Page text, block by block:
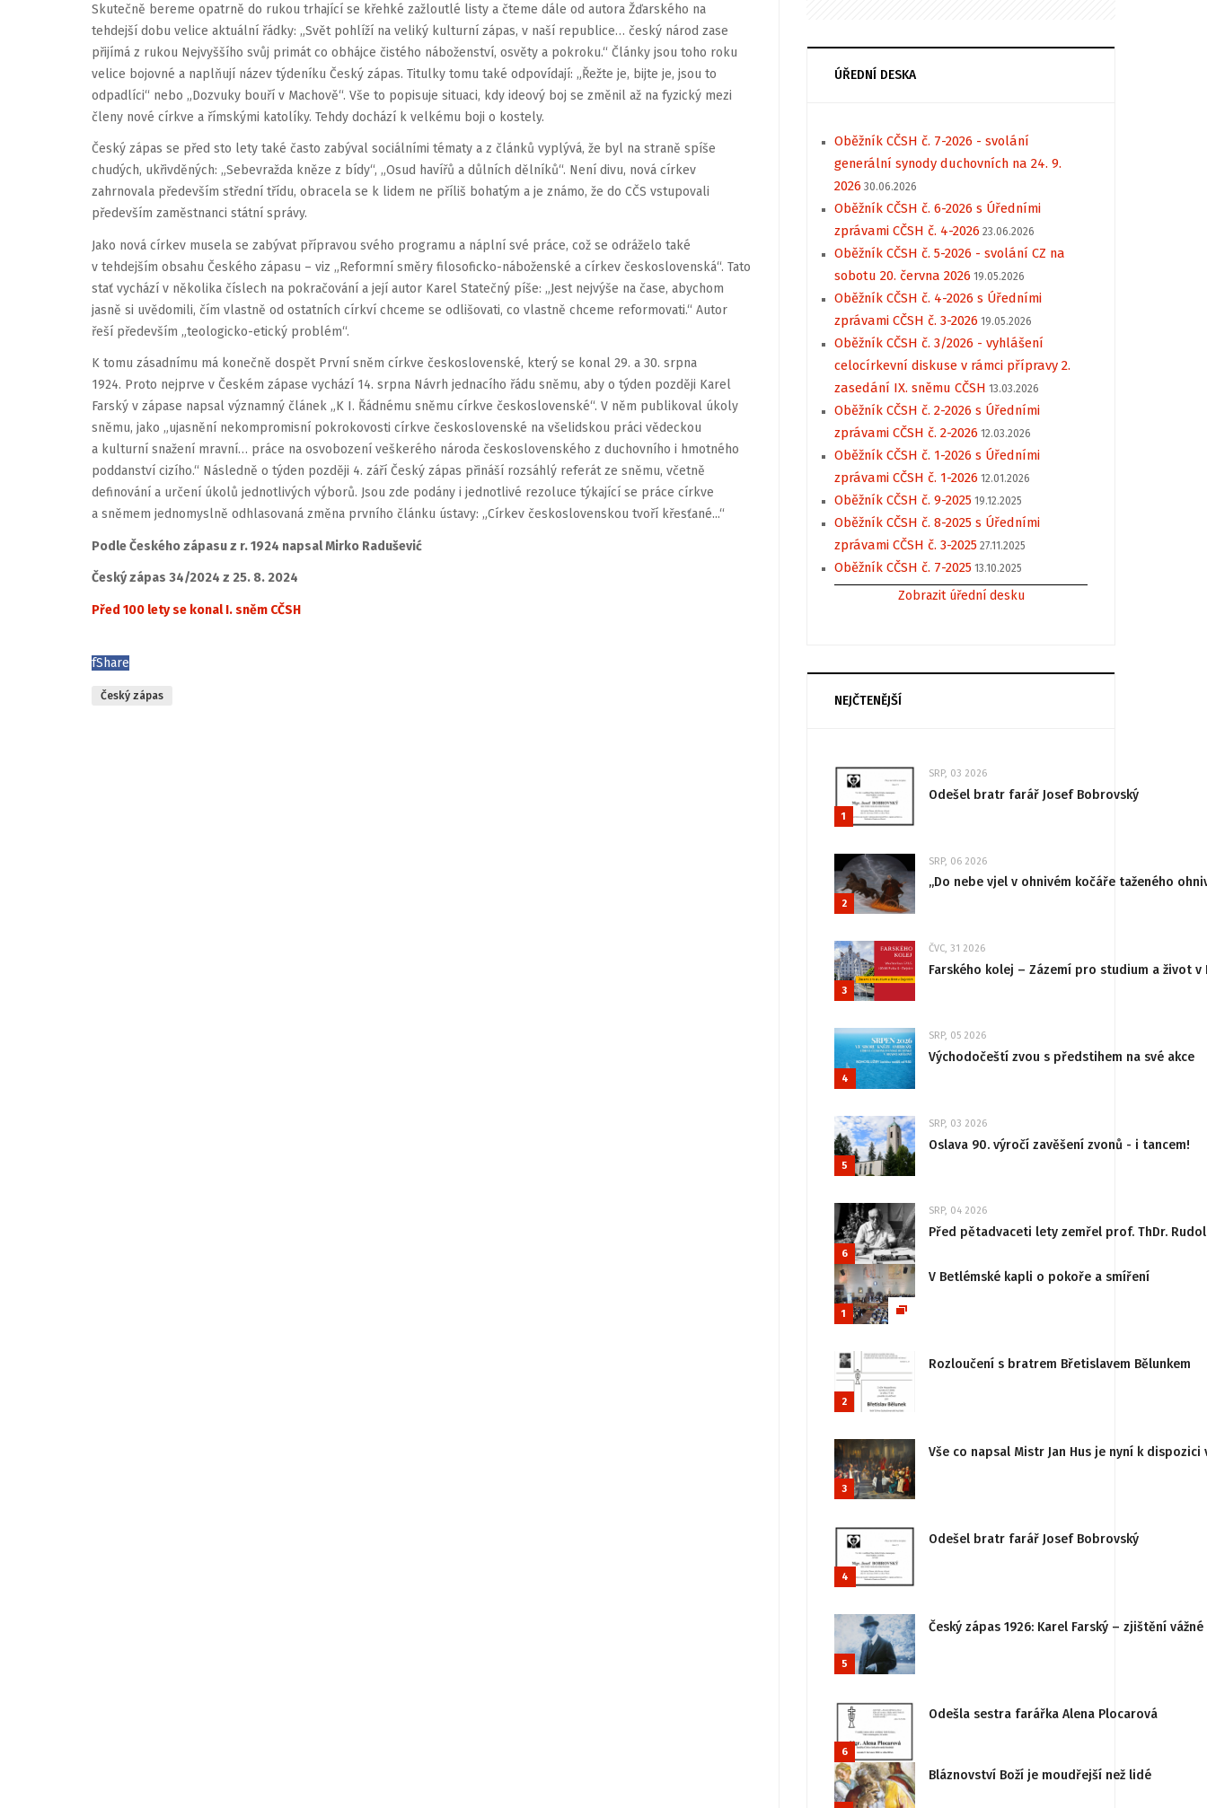
Skutečně bereme opatrně do rukou trhající se křehké zažloutlé listy a čteme dále od autora Žďarského na
tehdejší dobu velice aktuální řádky: „Svět pohlíží na veliký kulturní zápas, v naší republice… český národ zase
přijímá z rukou Nejvyššího svůj primát co obhájce čistého náboženství, osvěty a pokroku.“ Články jsou toho roku
velice bojovné a naplňují název týdeníku Český zápas. Titulky tomu také odpovídají: „Řežte je, bijte je, jsou to
odpadlíci“ nebo „Dozvuky bouří v Machově“. Vše to popisuje situaci, kdy ideový boj se změnil až na fyzický mezi
členy nové církve a římskými katolíky. Tehdy dochází k velkému boji o kostely.
Český zápas se před sto lety také často zabýval sociálními tématy a z článků vyplývá, že byl na straně spíše
chudých, ukřivděných: „Sebevražda kněze z bídy“, „Osud havířů a důlních dělníků“. Není divu, nová církev
zahrnovala především střední třídu, obracela se k lidem ne příliš bohatým a je známo, že do CČS vstupovali
především zaměstnanci státní správy.
Jako nová církev musela se zabývat přípravou svého programu a náplní své práce, což se odráželo také
v tehdejším obsahu Českého zápasu – viz „Reformní směry filosoficko-náboženské a církev československá“. Tato
stať vychází v několika číslech na pokračování a její autor Karel Statečný píše: „Jest nejvýše na čase, abychom
jasně si uvědomili, čím vlastně od ostatních církví chceme se odlišovati, co vlastně chceme reformovati.“ Autor
řeší především „teologicko-etický problém“.
K tomu zásadnímu má konečně dospět První sněm církve československé, který se konal 29. a 30. srpna
1924. Proto nejprve v Českém zápase vychází 14. srpna Návrh jednacího řádu sněmu, aby o týden později Karel
Farský v zápase napsal významný článek „K I. Řádnému sněmu církve československé“. V něm publikoval úkoly
sněmu, jako „ujasnění nekompromisní pokrokovosti církve československé na všelidskou práci vědeckou
a kulturní snažení mravní… práce na osvobození veškerého národa československého z duchovního i hmotného
poddanství cizího.“ Následně o týden později 4. září Český zápas přináší rozsáhlý referát ze sněmu, včetně
definování a určení úkolů jednotlivých výborů. Jsou zde podány i jednotlivé rezoluce týkající se práce církve
a sněmem jednomyslně odhlasovaná změna prvního článku ústavy: „Církev československou tvoří křesťané...“
Podle Českého zápasu z r. 1924 napsal Mirko Radušević
Český zápas 34/2024 z 25. 8. 2024
Před 100 lety se konal I. sněm CČSH
fShare
Český zápas
ÚŘEDNÍ DESKA
Oběžník CČSH č. 7-2026 - svolání
generální synody duchovních na 24. 9.
2026 30.06.2026
Oběžník CČSH č. 6-2026 s Úředními
zprávami CČSH č. 4-2026 23.06.2026
Oběžník CČSH č. 5-2026 - svolání CZ na
sobotu 20. června 2026 19.05.2026
Oběžník CČSH č. 4-2026 s Úředními
zprávami CČSH č. 3-2026 19.05.2026
Oběžník CČSH č. 3/2026 - vyhlášení
celocírkevní diskuse v rámci přípravy 2.
zasedání IX. sněmu CČSH 13.03.2026
Oběžník CČSH č. 2-2026 s Úředními
zprávami CČSH č. 2-2026 12.03.2026
Oběžník CČSH č. 1-2026 s Úředními
zprávami CČSH č. 1-2026 12.01.2026
Oběžník CČSH č. 9-2025 19.12.2025
Oběžník CČSH č. 8-2025 s Úředními
zprávami CČSH č. 3-2025 27.11.2025
Oběžník CČSH č. 7-2025 13.10.2025
Zobrazit úřední desku
NEJČTENĚJŠÍ
1
SRP, 03 2026
Odešel bratr farář Josef Bobrovský
2
SRP, 06 2026
„Do nebe vjel v ohnivém kočáře taženého
3
ČVC, 31 2026
Farského kolej – Zázemí pro studium a život v
4
SRP, 05 2026
Východočeští zvou s předstihem na své akce
5
SRP, 03 2026
Oslava 90. výročí zavěšení zvonů - i tancem!
6
SRP, 04 2026
Před pětadvaceti lety zemřel prof. ThDr.
1
V Betlémské kapli o pokoře a smíření
2
Rozloučení s bratrem Břetislavem Bělunkem
3
Vše co napsal Mistr Jan Hus je nyní k
4
Odešel bratr farář Josef Bobrovský
5
Český zápas 1926: Karel Farský – zjištění
6
Odešla sestra farářka Alena Plocarová
Bláznovství Boží je moudřejší než lidé